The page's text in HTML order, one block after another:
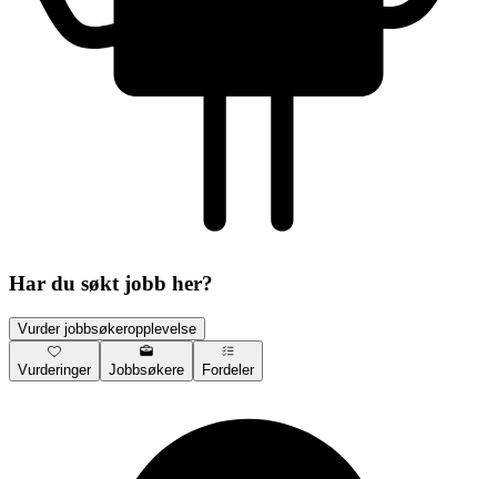
Har du søkt jobb her?
Vurder jobbsøkeropplevelse
Vurderinger Jobbsøkere Fordeler